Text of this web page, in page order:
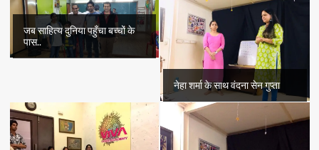
जब साहित्य दुनिया पहुँचा बच्चों के
पास..
नेहा शर्मा के साथ वंदना सेन गुप्ता